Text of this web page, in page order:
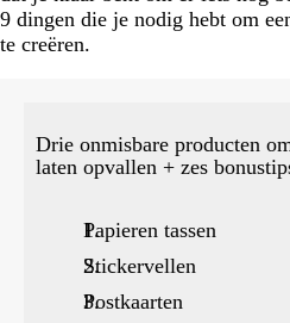
9 dingen die je nodig hebt om
te creëren.
Drie onmisbare producten
laten opvallen + zes
Papieren tassen
Stickervellen
Postkaarten